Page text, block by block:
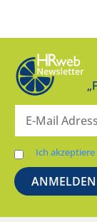
Ich